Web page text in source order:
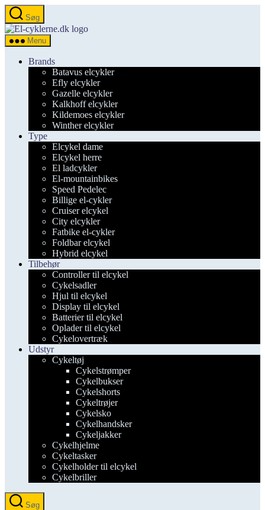
Spring
til
indholdet
Søg
el-
Menu
Brands
Batavus elcykler
Efly elcykler
Gazelle elcykler
Kalkhoff elcykler
Kildemoes elcykler
Winther elcykler
Type
Elcykel dame
Elcykel herre
El ladcykler
El-mountainbikes
Speed Pedelec
Billige el-cykler
Cruiser elcykel
City elcykler
Fatbike el-cykler
Foldbar elcykel
Hybrid elcykel
Tilbehør
Controller til elcykel
Cykelsadler
Hjul til elcykel
Display til elcykel
Batterier til elcykel
Oplader til elcykel
Cykelovertræk
Udstyr
Cykeltøj
Cykelstrømper
Cykelbukser
Cykelshorts
Cykeltrøjer
Cykelsko
Cykelhandsker
Cykeljakker
Cykelhjelme
Cykeltasker
Cykelholder til elcykel
Cykelbriller
Søg